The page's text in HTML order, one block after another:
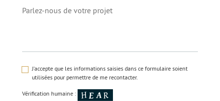
J'accepte que les informations saisies dans ce formulaire soient
utilisées pour permettre de me recontacter.
Vérification humaine :